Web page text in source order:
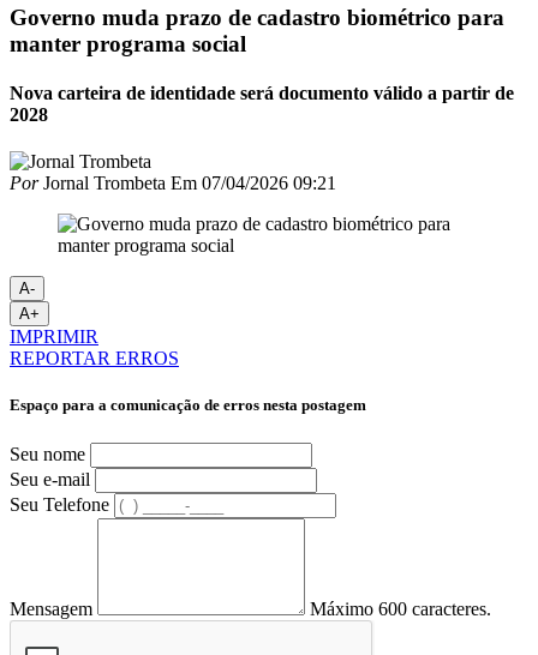
Governo muda prazo de cadastro biométrico para
manter programa social
Nova carteira de identidade será documento válido a partir de
2028
PorJornal Trombeta Em 07/04/2026 09:21
A-
A+
IMPRIMIR
REPORTAR ERROS
Espaço para a comunicação de erros nesta postagem
Seu nome
Seu e-mail
Seu Telefone
Mensagem Máximo 600 caracteres.